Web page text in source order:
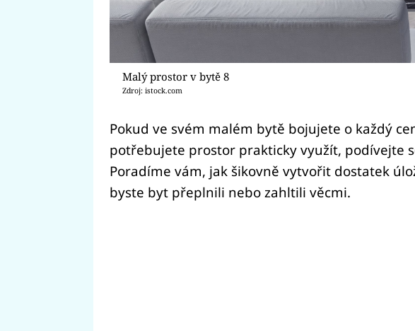
Malý prostor v bytě 8
Zdroj: istock.com
Pokud ve svém malém bytě bojujete o každý
potřebujete prostor prakticky využít, podívejte
Poradíme vám, jak šikovně vytvořit dostatek
byste byt přeplnili nebo zahltili věcmi.